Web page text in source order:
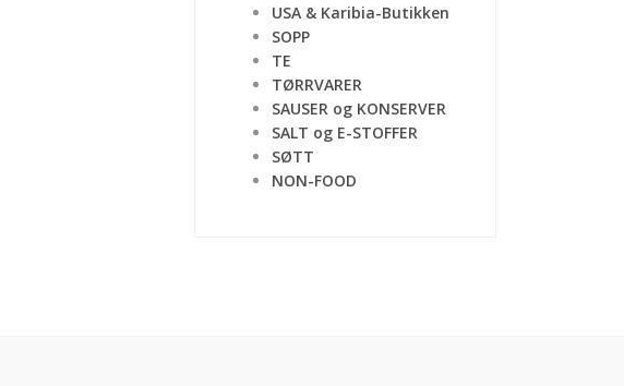
USA & Karibia-Butikken
SOPP
TE
TØRRVARER
SAUSER og KONSERVER
SALT og E-STOFFER
SØTT
NON-FOOD